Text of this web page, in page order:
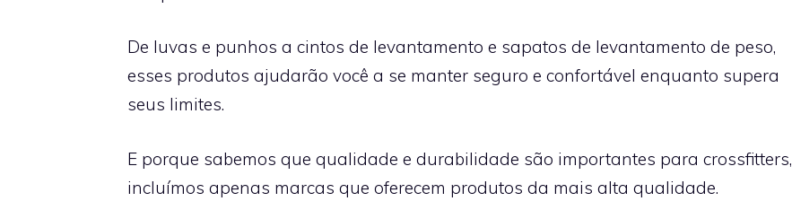
De luvas e punhos a cintos de levantamento e sapatos de levantamento de peso,
esses produtos ajudarão você a se manter seguro e confortável enquanto supera
seus limites.
E porque sabemos que qualidade e durabilidade são importantes para crossfitters,
incluímos apenas marcas que oferecem produtos da mais alta qualidade.